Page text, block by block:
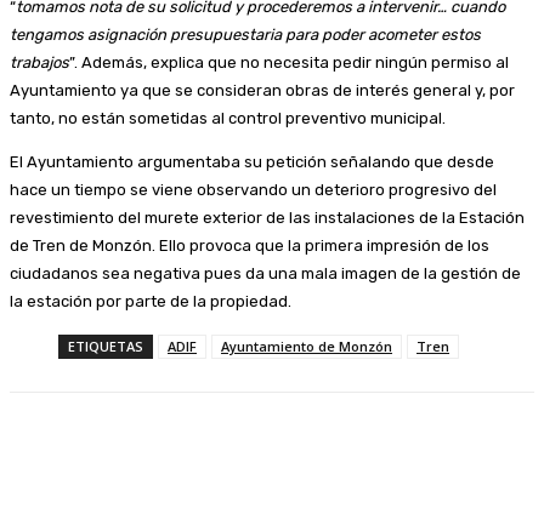
“tomamos nota de su solicitud y procederemos a intervenir… cuando
tengamos asignación presupuestaria para poder acometer estos
trabajos”. Además, explica que no necesita pedir ningún permiso al
Ayuntamiento ya que se consideran obras de interés general y, por
tanto, no están sometidas al control preventivo municipal.
El Ayuntamiento argumentaba su petición señalando que desde
hace un tiempo se viene observando un deterioro progresivo del
revestimiento del murete exterior de las instalaciones de la Estación
de Tren de Monzón. Ello provoca que la primera impresión de los
ciudadanos sea negativa pues da una mala imagen de la gestión de
la estación por parte de la propiedad.
ETIQUETAS ADIF Ayuntamiento de Monzón Tren